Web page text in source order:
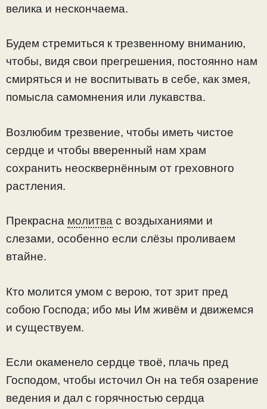
велика и нескончаема.
Будем стремиться к трезвенному вниманию,
чтобы, видя свои прегрешения, постоянно нам
смиряться и не воспитывать в себе, как змея,
помысла самомнения или лукавства.
Возлюбим трезвение, чтобы иметь чистое
сердце и чтобы вверенный нам храм
сохранить неосквернённым от греховного
растления.
Прекрасна молитва с воздыханиями и
слезами, особенно если слёзы проливаем
втайне.
Кто молится умом с верою, тот зрит пред
собою Господа; ибо мы Им живём и движемся
и существуем.
Если окаменело сердце твоё, плачь пред
Господом, чтобы источил Он на тебя озарение
ведения и дал с горячностью сердца